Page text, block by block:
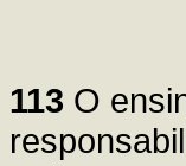
113 O